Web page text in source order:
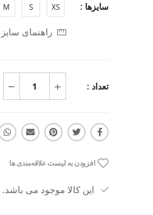
سایزها : XS
S
M
راهنمای سایز
تعداد :
افزودن به لیست علاقه‌مندی ها
این کالا موجود می باشد.